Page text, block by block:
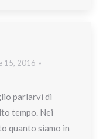
15, 2016
parlarvi di
tempo. Nei
quanto siamo in